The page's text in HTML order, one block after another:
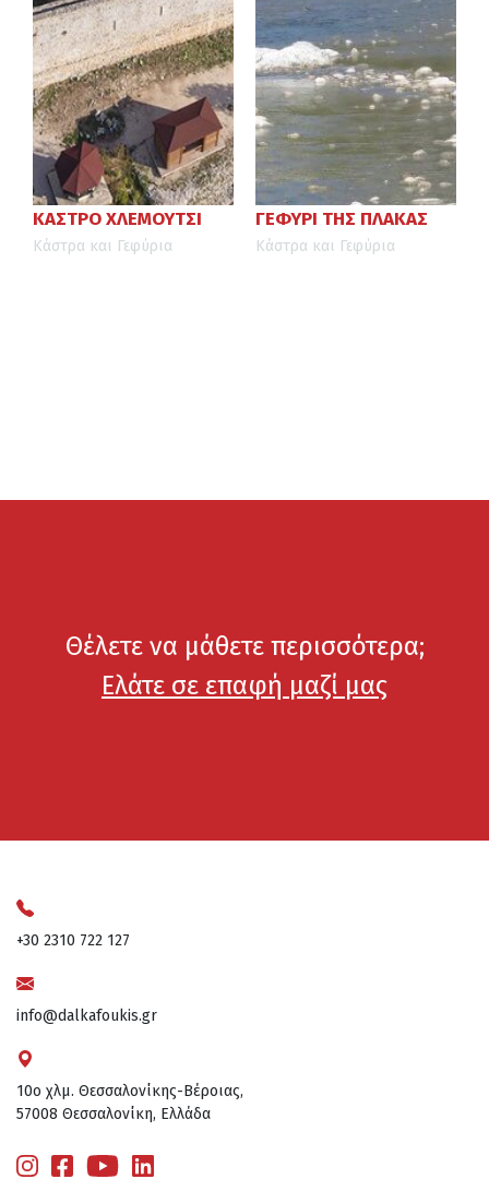
ΚΑΣΤΡΟ ΧΛΕΜΟΥΤΣΙ
Κάστρα και Γεφύρια
ΓΕΦΥΡΙ ΤΗΣ ΠΛΑΚΑΣ
Κάστρα και Γεφύρια
Θέλετε να μάθετε περισσότερα;
Ελάτε σε επαφή μαζί μας
+30 2310 722 127
info@dalkafoukis.gr
10ο χλμ. Θεσσαλονίκης-Βέροιας,
57008 Θεσσαλονίκη, Ελλάδα